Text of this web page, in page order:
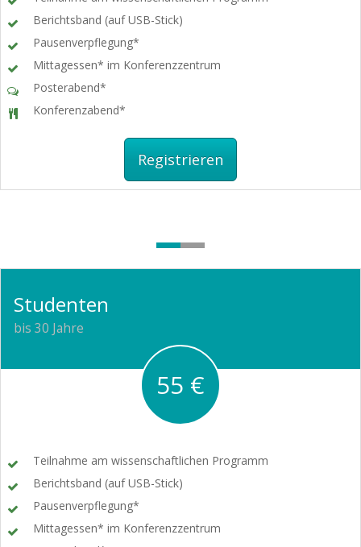
Berichtsband (auf USB-Stick)
Pausenverpflegung*
Mittagessen* im Konferenzzentrum
Posterabend*
Konferenzabend*
Registrieren
Studenten
bis 30 Jahre
55 €
Teilnahme am wissenschaftlichen Programm
Berichtsband (auf USB-Stick)
Pausenverpflegung*
Mittagessen* im Konferenzzentrum